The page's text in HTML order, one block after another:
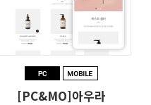
[PC&MO]아우라